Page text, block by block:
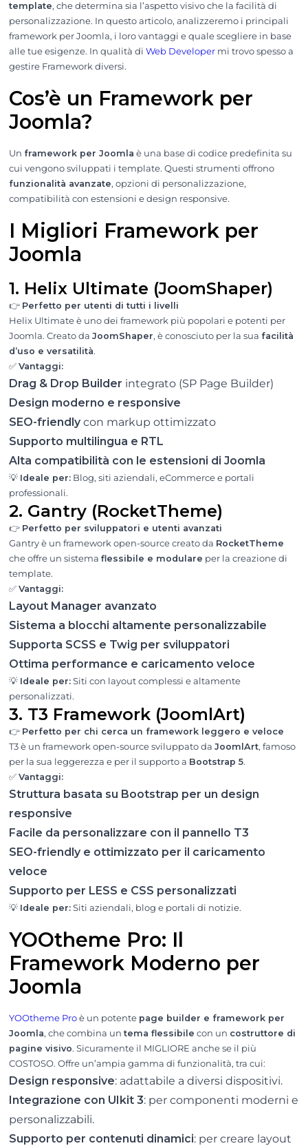
template, che determina sia l’aspetto visivo che la facilità di
personalizzazione. In questo articolo, analizzeremo i principali
framework per Joomla, i loro vantaggi e quale scegliere in base
alle tue esigenze. In qualità di Web Developermi trovo spesso a
gestire Framework diversi.
Cos’è un Framework per
Joomla?
Un framework per Joomla è una base di codice predefinita su
cui vengono sviluppati i template. Questi strumenti offrono
funzionalità avanzate, opzioni di personalizzazione,
compatibilità con estensioni e design responsive.
I Migliori Framework per
Joomla
1. Helix Ultimate (JoomShaper)
👉 Perfetto per utenti di tutti i livelli
Helix Ultimate è uno dei framework più popolari e potenti per
Joomla. Creato da JoomShaper, è conosciuto per la sua facilità
d’uso e versatilità.
✅ Vantaggi:
Drag & Drop Builder integrato (SP Page Builder)
Design moderno e responsive
SEO-friendlycon markup ottimizzato
Supporto multilingua e RTL
Alta compatibilità con le estensioni di Joomla
💡 Ideale per:Blog, siti aziendali, eCommerce e portali
professionali.
2. Gantry (RocketTheme)
👉 Perfetto per sviluppatori e utenti avanzati
Gantry è un framework open-source creato da RocketTheme
che offre un sistema flessibile e modulare per la creazione di
template.
✅ Vantaggi:
Layout Manager avanzato
Sistema a blocchi altamente personalizzabile
Supporta SCSS e Twig per sviluppatori
Ottima performance e caricamento veloce
💡 Ideale per:Siti con layout complessi e altamente
personalizzati.
3. T3 Framework (JoomlArt)
👉 Perfetto per chi cerca un framework leggero e veloce
T3 è un framework open-source sviluppato da JoomlArt, famoso
per la sua leggerezza e per il supporto a Bootstrap 5.
✅ Vantaggi:
Struttura basata su Bootstrap per un design
responsive
Facile da personalizzare con il pannello T3
SEO-friendly e ottimizzato per il caricamento
veloce
Supporto per LESS e CSS personalizzati
💡 Ideale per:Siti aziendali, blog e portali di notizie.
YOOtheme Pro: Il
Framework Moderno per
Joomla
YOOtheme Proè un potente page builder e framework per
Joomla, che combina untema flessibile con un costruttore di
pagine visivo. Sicuramente il MIGLIORE anche se il più
COSTOSO. Offre un’ampia gamma di funzionalità, tra cui:
Design responsive: adattabile a diversi dispositivi.
Integrazione con UIkit 3: per componenti moderni e
personalizzabili.
Supporto per contenuti dinamici: per creare layout